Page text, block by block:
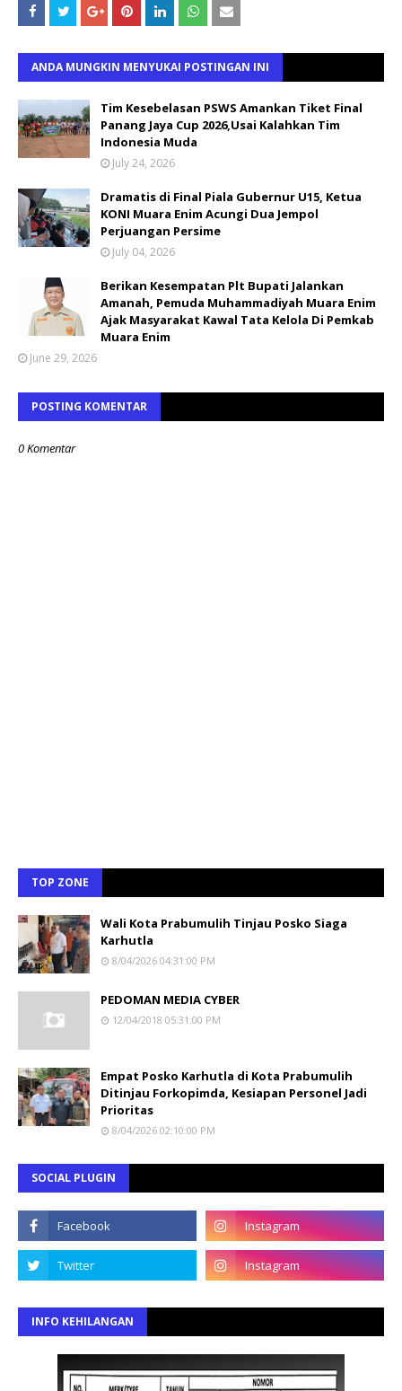
ANDA MUNGKIN MENYUKAI POSTINGAN INI
Tim Kesebelasan PSWS Amankan Tiket Final
Panang Jaya Cup 2026,Usai Kalahkan Tim
Indonesia Muda
July 24, 2026
Dramatis di Final Piala Gubernur U15, Ketua
KONI Muara Enim Acungi Dua Jempol
Perjuangan Persime
July 04, 2026
Berikan Kesempatan Plt Bupati Jalankan
Amanah, Pemuda Muhammadiyah Muara Enim
Ajak Masyarakat Kawal Tata Kelola Di Pemkab
Muara Enim
June 29, 2026
POSTING KOMENTAR
0 Komentar
TOP ZONE
Wali Kota Prabumulih Tinjau Posko Siaga
Karhutla
8/04/2026 04:31:00 PM
PEDOMAN MEDIA CYBER
12/04/2018 05:31:00 PM
Empat Posko Karhutla di Kota Prabumulih
Ditinjau Forkopimda, Kesiapan Personel Jadi
Prioritas
8/04/2026 02:10:00 PM
SOCIAL PLUGIN
INFO KEHILANGAN